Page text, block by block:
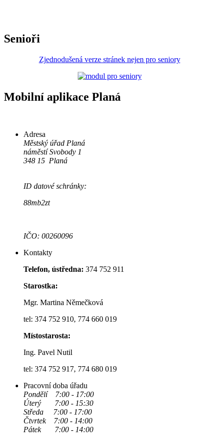
Senioři
Zjednodušená verze stránek nejen pro seniory
Mobilní aplikace Planá
Adresa
Městský úřad Planá
náměstí Svobody 1
348 15 Planá
ID datové schránky:
88mb2zt
IČO: 00260096
Kontakty
Telefon, ústředna: 374 752 911
Starostka:
Mgr. Martina Němečková
tel: 374 752 910, 774 660 019
Místostarosta:
Ing. Pavel Nutil
tel: 374 752 917, 774 680 019
Pracovní doba úřadu
Pondělí 7:00 - 17:00
Úterý 7:00 - 15:30
Středa 7:00 - 17:00
Čtvrtek 7:00 - 14:00
Pátek 7:00 - 14:00